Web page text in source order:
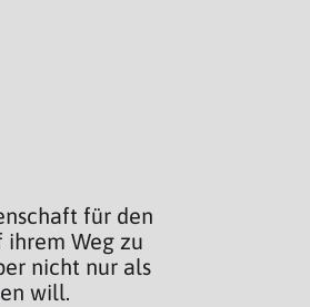
für den
Weg zu
nicht nur als
will.